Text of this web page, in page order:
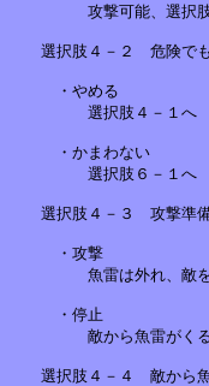
攻撃可能、選択肢
選択肢４－２　
・やめる
選択肢４－１へ
・かまわない
選択肢６－１へ
選択肢４－３　攻撃準
・攻撃
魚雷は外れ、敵を見
・停止
敵から魚雷がくる。
選択肢４－４　敵から